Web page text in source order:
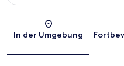
In der Umgebung